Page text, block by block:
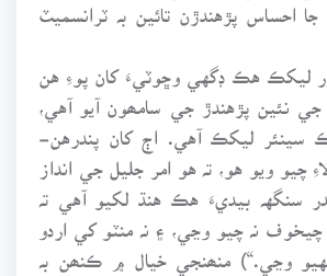
احساس پڙهندڙن تائين بہ ٽرانسميٽ
ليکڪ هڪ ڊگهي وڇوٽيءَ کان پوءِ هن
نئين پڙهندڙ جي سامھون آيو آهي،
سينئر ليکڪ آهي. اڄ کان پندرهن-
چيو ويو هو، تہ هو امر جليل جي انداز
سنگهہ بيديءَ هڪ هنڌ لکيو آهي تہ
نہ چيو وڃي، ۽ نہ منٽو کي اردو
وڃي.“) منھنجي خيال ۾ ڪنھن بہ